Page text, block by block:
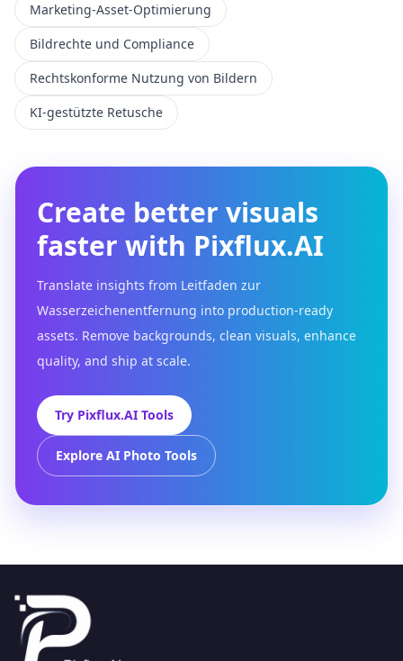
Marketing-Asset-Optimierung
Bildrechte und Compliance
Rechtskonforme Nutzung von Bildern
KI-gestützte Retusche
Create better visuals
faster with Pixflux.AI
Translate insights from Leitfaden zur
Wasserzeichenentfernung into production-ready
assets. Remove backgrounds, clean visuals, enhance
quality, and ship at scale.
Try Pixflux.AI Tools
Explore AI Photo Tools